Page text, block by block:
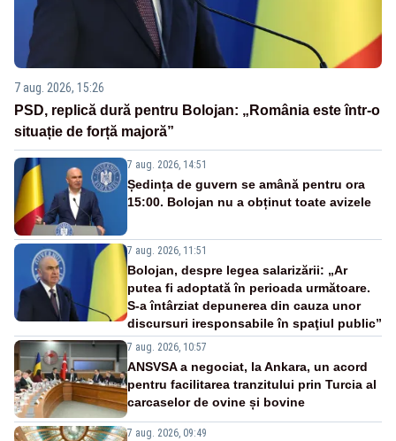
7 aug. 2026, 15:26
PSD, replică dură pentru Bolojan: „România este într-o
situație de forță majoră”
7 aug. 2026, 14:51
Ședința de guvern se amână pentru ora
15:00. Bolojan nu a obținut toate avizele
7 aug. 2026, 11:51
Bolojan, despre legea salarizării: „Ar
putea fi adoptată în perioada următoare.
S-a întârziat depunerea din cauza unor
discursuri iresponsabile în spaţiul public”
7 aug. 2026, 10:57
ANSVSA a negociat, la Ankara, un acord
pentru facilitarea tranzitului prin Turcia al
carcaselor de ovine și bovine
7 aug. 2026, 09:49